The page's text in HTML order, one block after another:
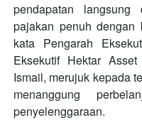
pendapatan
pajakan penuh dengan
kata Pengarah
Eksekutif Hektar
Ismail, merujuk kepada
menanggung
penyelenggaraan.